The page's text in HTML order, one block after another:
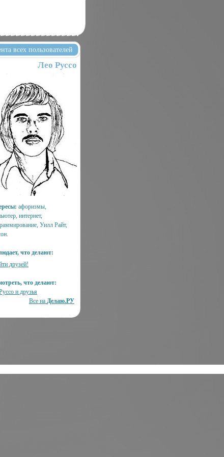
всех пользователей
Лео Руссо
афоризмы,
интернет,
Уилл Райт,
что делают:
друзей!
что делают:
и друзья
Все на Делаю.РУ